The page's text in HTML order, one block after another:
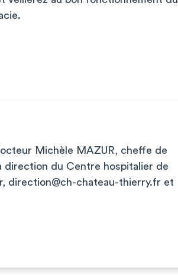
Michèle MAZUR, cheffe de
direction du Centre hospitalier de
, direction@ch-chateau-thierry.fr et